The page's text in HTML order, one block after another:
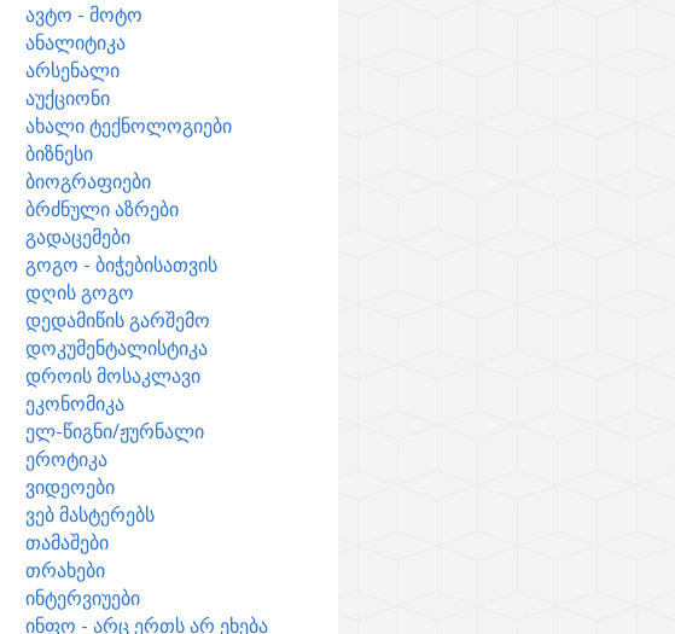
ავტო - მოტო
ანალიტიკა
არსენალი
აუქციონი
ახალი ტექნოლოგიები
ბიზნესი
ბიოგრაფიები
ბრძნული აზრები
გადაცემები
გოგო - ბიჭებისათვის
დღის გოგო
დედამიწის გარშემო
დოკუმენტალისტიკა
დროის მოსაკლავი
ეკონომიკა
ელ-წიგნი/ჟურნალი
ეროტიკა
ვიდეოები
ვებ მასტერებს
თამაშები
თრახები
ინტერვიუები
ინფო - არც ერთს არ ეხება